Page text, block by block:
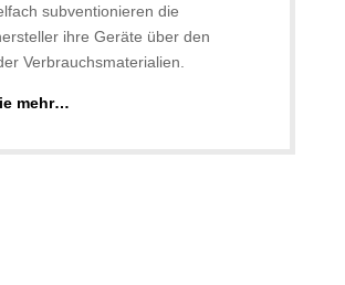
subventionieren die
ihre Geräte über den
Verbrauchsmaterialien.
mehr…